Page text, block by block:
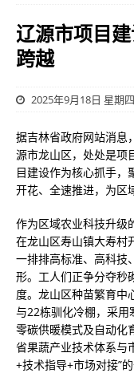
辽源市项目
跨越
2025年9月18日 星期
据吉林省政府网站消息
源市龙山区，处处是项
目建设作为核心抓手，
开花、全速推进，为区
作为区域农业科技升级
在龙山区寿山镇大寿村
一排排高标准、高科技
形。工人们正争分夺秒
度。龙山区种苗繁育中
与22栋驯化冷棚，采用
零碳供暖模式及自动化
省果蔬产业技术体系与
+技术指导+市场对接”